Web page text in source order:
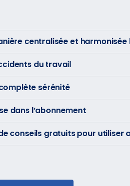
centralisée et
du travail
sérénité
dans l’abonnement
conseils gratuits pour utiliser